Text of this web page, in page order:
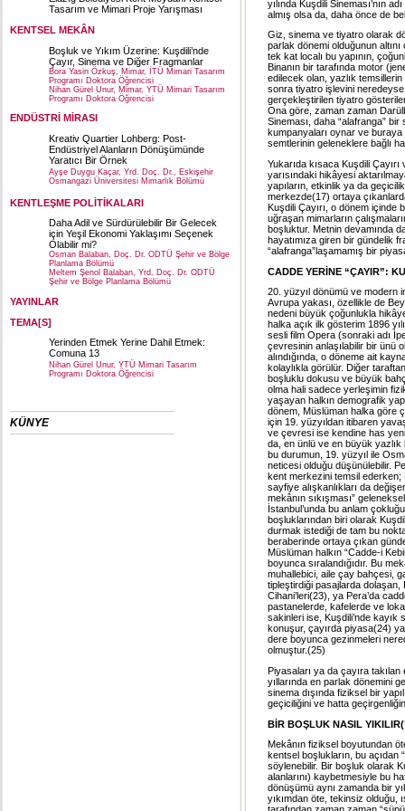
Tasarım ve Mimari Proje Yarışması
KENTSEL MEKÂN
Boşluk ve Yıkım Üzerine: Kuşdili’nde
Çayır, Sinema ve Diğer Fragmanlar
Bora Yasin Özkuş, Mimar, İTÜ Mimari Tasarım
Programı Doktora Öğrencisi
Nihan Gürel Unur, Mimar, YTÜ Mimari Tasarım
Programı Doktora Öğrencisi
ENDÜSTRİ MİRASI
Kreativ Quartier Lohberg: Post-
Endüstriyel Alanların Dönüşümünde
Yaratıcı Bir Örnek
Ayşe Duygu Kaçar, Yrd. Doç. Dr., Eskişehir
Osmangazi Üniversitesi Mimarlık Bölümü
KENTLEŞME POLİTİKALARI
Daha Adil ve Sürdürülebilir Bir Gelecek
için Yeşil Ekonomi Yaklaşımı Seçenek
Olabilir mi?
Osman Balaban, Doç. Dr. ODTÜ Şehir ve Bölge
Planlama Bölümü
Meltem Şenol Balaban, Yrd. Doç. Dr. ODTÜ
Şehir ve Bölge Planlama Bölümü
YAYINLAR
TEMA[S]
Yerinden Etmek Yerine Dahil Etmek:
Comuna 13
Nihan Gürel Unur, YTÜ Mimari Tasarım
Programı Doktora Öğrencisi
KÜNYE
yılında Kuşdili Sineması’nın
almış olsa da, daha önce de
Giz, sinema ve tiyatro olarak
parlak dönemi olduğunun altını
tek kat localı bu yapının,
Binanın bir tarafında motor
edilecek olan, yazlık temsillerin
sonra tiyatro işlevini neredeyse
gerçekleştirilen tiyatro
Ona göre, zaman zaman
Sineması, daha “alafranga” bir
kumpanyaları oynar ve buraya
semtlerinin geleneklere bağlı
Yukarıda kısaca Kuşdili
yarısındaki hikâyesi
yapıların, etkinlik ya da
merkezde(17) ortaya
Kuşdili Çayırı, o dönem içinde
uğraşan mimarların
boşluktur. Metnin devamında
hayatımıza giren bir gündelik
“alafranga”laşamamış bir
CADDE YERİNE “ÇAYIR”:
20. yüzyıl dönümü ve modern
Avrupa yakası, özellikle de
nedeni büyük çoğunlukla
halka açık ilk gösterim 1896
sesli film Opera (sonraki adı
çevresinin anlaşılabilir bir ünü
alındığında, o döneme ait
kolaylıkla görülür. Diğer
boşluklu dokusu ve büyük
olma hali sadece yerleşimin
yaşayan halkın demografik
dönem, Müslüman halka göre
için 19. yüzyıldan itibaren
ve çevresi ise kendine has
da, en ünlü ve en büyük yazlık
bu durumun, 19. yüzyıl ile
neticesi olduğu düşünülebilir.
kent merkezini temsil
sayfiye alışkanlıkları da
mekânın sıkışması”
İstanbul’unda bu anlam
boşluklarından biri olarak
durmak istediği de tam bu
beraberinde ortaya çıkan
Müslüman halkın “Cadde-i
boyunca sıralandığıdır. Bu
muhallebici, aile çay bahçesi,
tipleştirdiği pasajlarda dolaşan,
Cihani’leri(23), ya Pera’da
pastanelerde, kafelerde ve
sakinleri ise, Kuşdili’nde
konuşur, çayırda piyasa(24)
dere boyunca gezinmeleri
olmuştur.(25)
Piyasaları ya da çayıra
yıllarında en parlak dönemini
sinema dışında fiziksel bir
geçiciliğini ve hatta
BİR BOŞLUK NASIL
Mekânın fiziksel boyutundan
kentsel boşlukların, bu açıdan
söylenebilir. Bir boşluk olarak
alanlarını) kaybetmesiyle bu
dönüşümü aynı zamanda bir
yıkımdan öte, tekinsiz olduğu,